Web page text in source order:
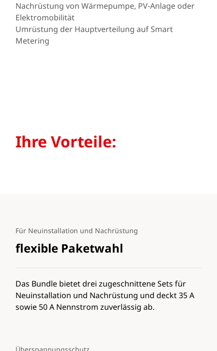
Nachrüstung von Wärmepumpe, PV-Anlage oder
Elektromobilität
Umrüstung der Hauptverteilung auf Smart
Metering
Ihre Vorteile:
Für Neuinstallation und Nachrüstung
flexible Paketwahl
Das Bundle bietet drei zugeschnittene Sets für
Neuinstallation und Nachrüstung und deckt 35 A
sowie 50 A Nennstrom zuverlässig ab.